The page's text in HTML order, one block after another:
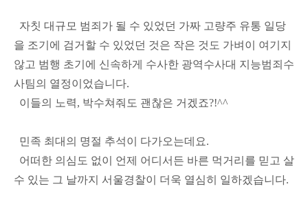
자칫 대규모 범죄가 될 수 있었던 가짜 고량주 유통 일당
을 조기에 검거할 수 있었던 것은 작은 것도 가벼이 여기지
않고 범행 초기에 신속하게 수사한 광역수사대 지능범죄수
사팀의 열정이었습니다.
이들의 노력, 박수쳐줘도 괜찮은 거겠죠?!^^
민족 최대의 명절 추석이 다가오는데요.
어떠한 의심도 없이 언제 어디서든 바른 먹거리를 믿고 살
수 있는 그 날까지 서울경찰이 더욱 열심히 일하겠습니다.